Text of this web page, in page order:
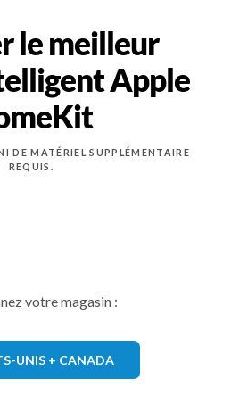
le meilleur
Apple
DE MATÉRIEL SUPPLÉMENTAIRE
REQUIS.
votre magasin :
UNIS + CANADA